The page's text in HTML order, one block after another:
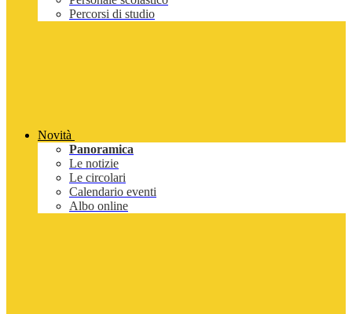
Percorsi di studio
Novità
Panoramica
Le notizie
Le circolari
Calendario eventi
Albo online